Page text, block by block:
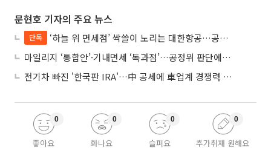
문현호 기자의 주요 뉴스
단독
‘하늘 위 면세점’ 싹쓸이 노리는 대한항공…공정위 “독과점 여부 따진다”
마일리지 ‘통합안’·기내면세 ‘독과점’…공정위 판단에 쏠린 눈
전기차 빠진 '한국판 IRA'…中 공세에 車업계 경쟁력 우려
좋아요
0
화나요
0
슬퍼요
0
추가취재 원해요
0